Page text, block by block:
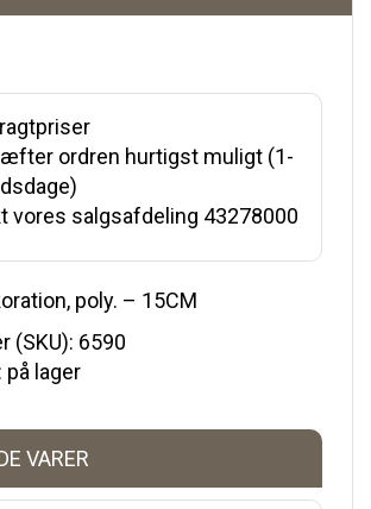
ordren hurtigst muligt (1-
vores salgsafdeling 43278000
poly. – 15CM
(SKU): 6590
lager
VARER